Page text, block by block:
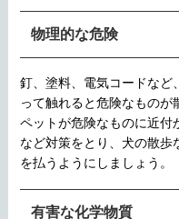
物理的な危険
釘、塗料、電気コードなど
って触れると危険なものが
ペットが危険なものに近付
など対策をとり、犬の散歩
を払うようにしましょう。
有害な化学物質